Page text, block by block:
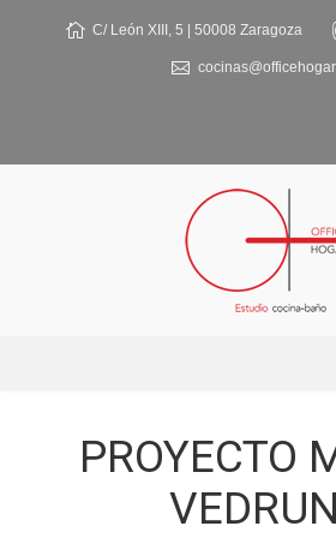
C/ León XIII, 5 | 50008 Zaragoza
PROYECTO